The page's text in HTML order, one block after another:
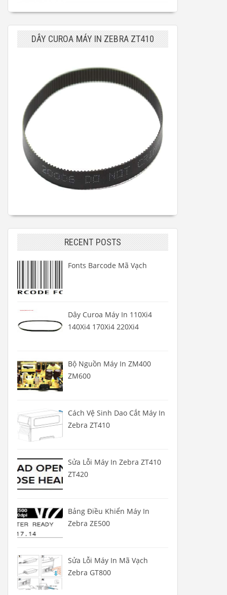
DÂY CUROA MÁY IN ZEBRA ZT410
RECENT POSTS
Fonts Barcode Mã Vạch
Dây Curoa Máy In 110Xi4
140Xi4 170Xi4 220Xi4
Bộ Nguồn Máy In ZM400
ZM600
Cách Vệ Sinh Dao Cắt Máy In
Zebra ZT410
Sửa Lỗi Máy In Zebra ZT410
ZT420
Bảng Điều Khiển Máy In
Zebra ZE500
Sửa Lỗi Máy In Mã Vạch
Zebra GT800